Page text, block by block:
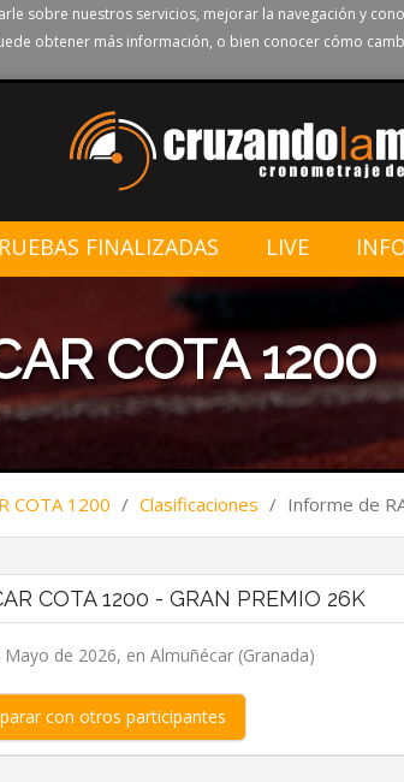
sobre nuestros servicios, mejorar la navegación y
obtener más información, o bien conocer cómo
FINALIZADAS LIVE
COTA 1200
COTA 1200 / Clasificaciones / Informe de
COTA 1200 - GRAN PREMIO 26K
de 2026, en Almuñécar (Granada)
con otros participantes